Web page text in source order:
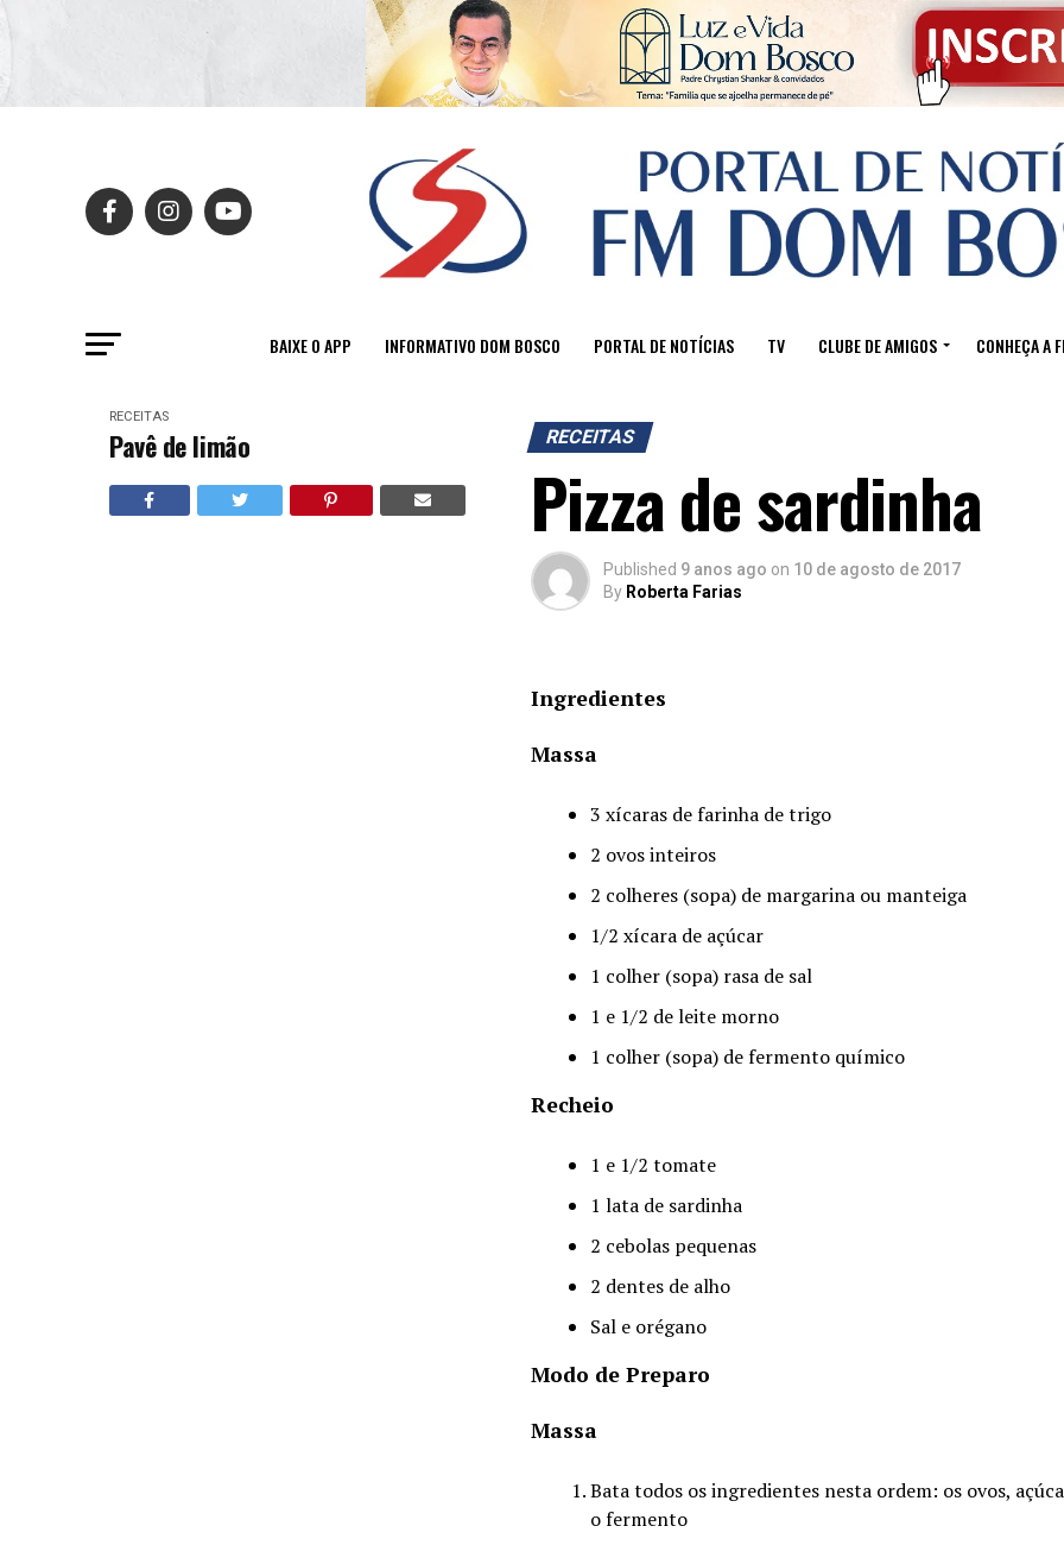
BAIXE O APP INFORMATIVO DOM BOSCO PORTAL DE NOTÍCIAS TV CLUBE DE AMIGOS CONHEÇA A
RECEITAS
Pavê de limão RECEITAS
Pizza de sardinha
Published 9 anos ago on 10 de agosto de 2017
By Roberta Farias
Ingredientes
Massa
3 xícaras de farinha de trigo
2 ovos inteiros
2 colheres (sopa) de margarina ou manteiga
1/2 xícara de açúcar
1 colher (sopa) rasa de sal
1 e 1/2 de leite morno
1 colher (sopa) de fermento químico
Recheio
1 e 1/2 tomate
1 lata de sardinha
2 cebolas pequenas
2 dentes de alho
Sal e orégano
Modo de Preparo
Massa
Bata todos os ingredientes nesta ordem: os ovos,
o fermento